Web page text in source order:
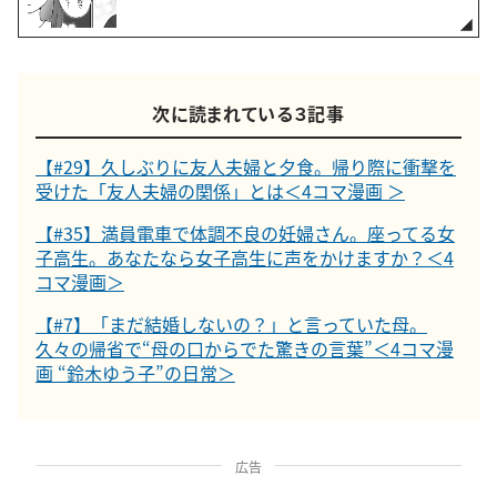
次に読まれている３記事
【#29】久しぶりに友人夫婦と夕食。帰り際に衝撃を
受けた「友人夫婦の関係」とは＜4コマ漫画 ＞
【#35】満員電車で体調不良の妊婦さん。座ってる女
子高生。あなたなら女子高生に声をかけますか？＜4
コマ漫画＞
【#7】「まだ結婚しないの？」と言っていた母。
久々の帰省で“母の口からでた驚きの言葉”＜4コマ漫
画 “鈴木ゆう子”の日常＞
広告